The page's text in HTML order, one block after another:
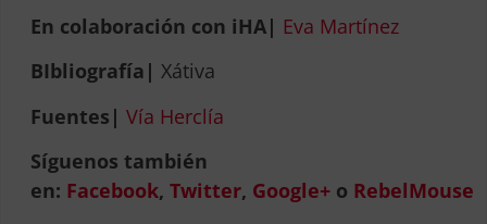
En colaboración con iHA| Eva Martínez
BIbliografía| Xátiva
Fuentes| Vía Herclía
Síguenos también
en: Facebook, Twitter, Google+o RebelMouse